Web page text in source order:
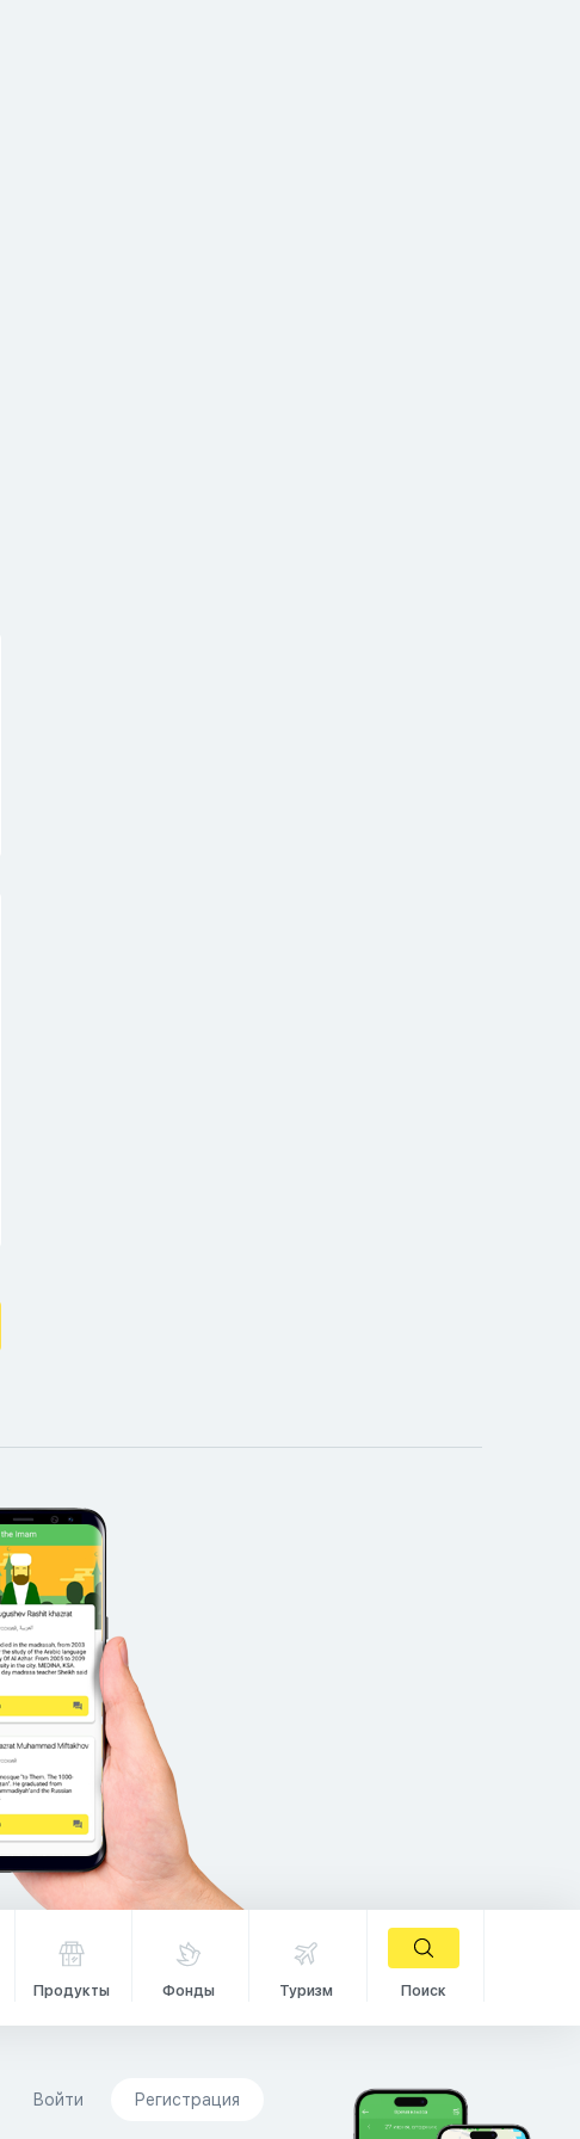
Продукты Фонды Туризм Поиск
Войти Регистрация